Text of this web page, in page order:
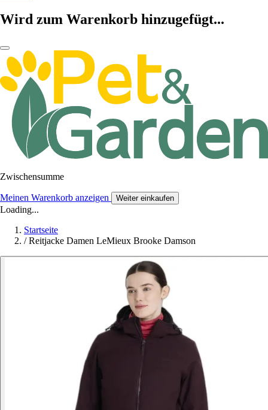
Wird zum Warenkorb hinzugefügt...
Zwischensumme
Meinen Warenkorb anzeigen Weiter einkaufen
Loading...
Startseite
/ Reitjacke Damen LeMieux Brooke Damson